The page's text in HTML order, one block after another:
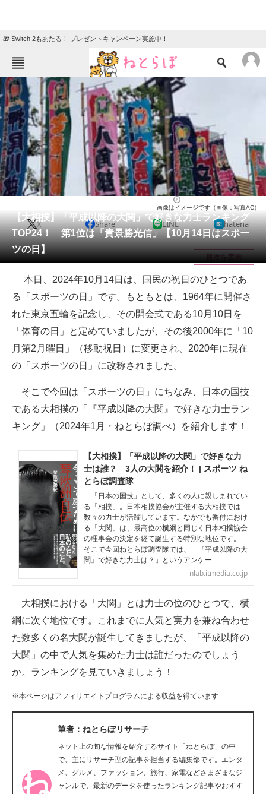
🎁 Switch 2もあたる！ プレゼントキャンペーン実施中！
ねとらぼメニュー
TOP ニュース
エンタメ クイズ
グルメ 地域
住まい 教育・育児
動物 リサーチ
会員記事
メディア
注目記事を集めた総合ページ
ITの今と未来を見通す
スマホと通信の最新トレンド
進化するPCとデバイスの未来
好きが集まる 比べて選べる
ビジネスと働き方のヒント
企業ITのトレンドを詳説
経営リーダーのコミュニティ
マーケ×ITの今がよく分かる
ITエンジニア向け専門サイト
企業向けIT製品の総合サイト
製造業のIT導入・活用を支援
モノづくり技術者専門サイト
エレクトロニクス専門サイト
電子設計の基本と応用
エネルギーの専門メディア
建設×テクノロジーの最前線
ちょっと気になるネットの話題
【大相撲】「平成以降の大関」で好きな力士ランキング
TOP24！ 第1位は「貴景勝光信」【10月14日はスポー
ツの日】
画像はイメージです（画像：写真AC）
X Share LINE hatena
目次を表示
本日、2024年10月14日は、国民の祝日のひとつであ
る「スポーツの日」です。もともとは、1964年に開催さ
れた東京五輪を記念し、その開会式である10月10日を
「体育の日」と定めていましたが、その後2000年に「10
月第2月曜日」（移動祝日）に変更され、2020年に現在
の「スポーツの日」に改称されました。
そこで今回は「スポーツの日」にちなみ、日本の国技
である大相撲の「『平成以降の大関』で好きな力士ラン
キング」（2024年1月・ねとらぼ調べ）を紹介します！
【大相撲】「平成以降の大関」で好きな力
士は誰？ 3人の大関を紹介！ | スポーツ ね
とらぼ調査隊
「日本の国技」として、多くの人に親しまれてい
る「相撲」。日本相撲協会が主催する大相撲では
数々の力士が活躍しています。なかでも番付におけ
る「大関」は、最高位の横綱と同じく日本相撲協会
の理事会の決定を経て誕生する特別な地位です。
そこで今回ねとらぼ調査隊では、「『平成以降の大
関』で好きな力士は？」というアンケー…
nlab.itmedia.co.jp
大相撲における「大関」とは力士の位のひとつで、横
綱に次ぐ地位です。これまでに人気と実力を兼ね合わせ
た数多くの名大関が誕生してきましたが、「平成以降の
大関」の中で人気を集めた力士は誰だったのでしょう
か。ランキングを見ていきましょう！
※本ページはアフィリエイトプログラムによる収益を得ています
筆者：ねとらぼリサーチ
ネット上の旬な情報を紹介するサイト「ねとらぼ」の中
で、主にリサーチ型の記事を担当する編集部です。エンタ
メ、グルメ、ファッション、旅行、家電などさまざまなジ
ャンルで、最新のデータを使ったランキング記事やおすす